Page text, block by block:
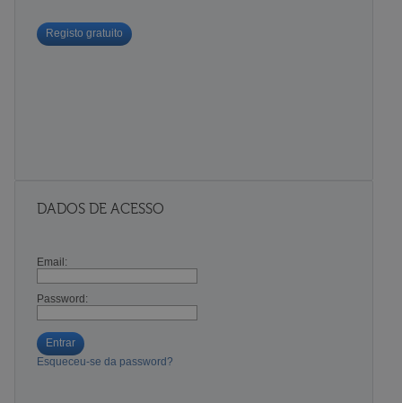
Registo gratuito
DADOS DE ACESSO
Email:
Password:
Entrar
Esqueceu-se da password?